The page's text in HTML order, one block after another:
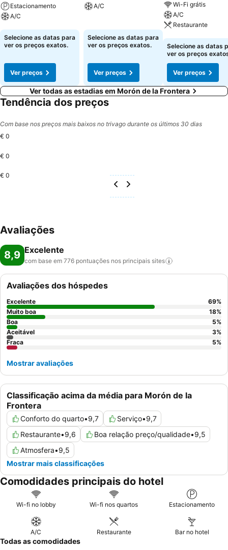
Estacionamento
A/C
Ver preços
Selecione as datas para
ver os preços exatos.
Ver preços
A/C
Selecione as datas para
ver os preços exatos.
Ver preços
Wi-Fi grátis
A/C
Restaurante
Ver preços
Selecione as datas
ver os preços
Ver preços
Ver todas as estadias em Morón de la Frontera
Tendência dos preços
Com base nos preços mais baixos no trivago durante os últimos 30 dias
€ 0
€ 0
€ 0
Avaliações
8,9 Excelente
com base em 776 pontuações nos principais sites
Classificação acima da média para Morón de la
Frontera
Conforto do quarto•9,7 Serviço•9,7
Restaurante•9,6 Boa relação preço/qualidade•9,5
Atmosfera•9,5
Mostrar mais classificações
Avaliações dos hóspedes
Excelente 69%
Muito boa
18%
Boa
5%
Aceitável
3%
Fraca
5%
Mostrar avaliações
Comodidades principais do hotel
Wi-fi no lobby Wi-fi nos quartos Estacionamento
A/C Restaurante Bar no hotel
Todas as comodidades